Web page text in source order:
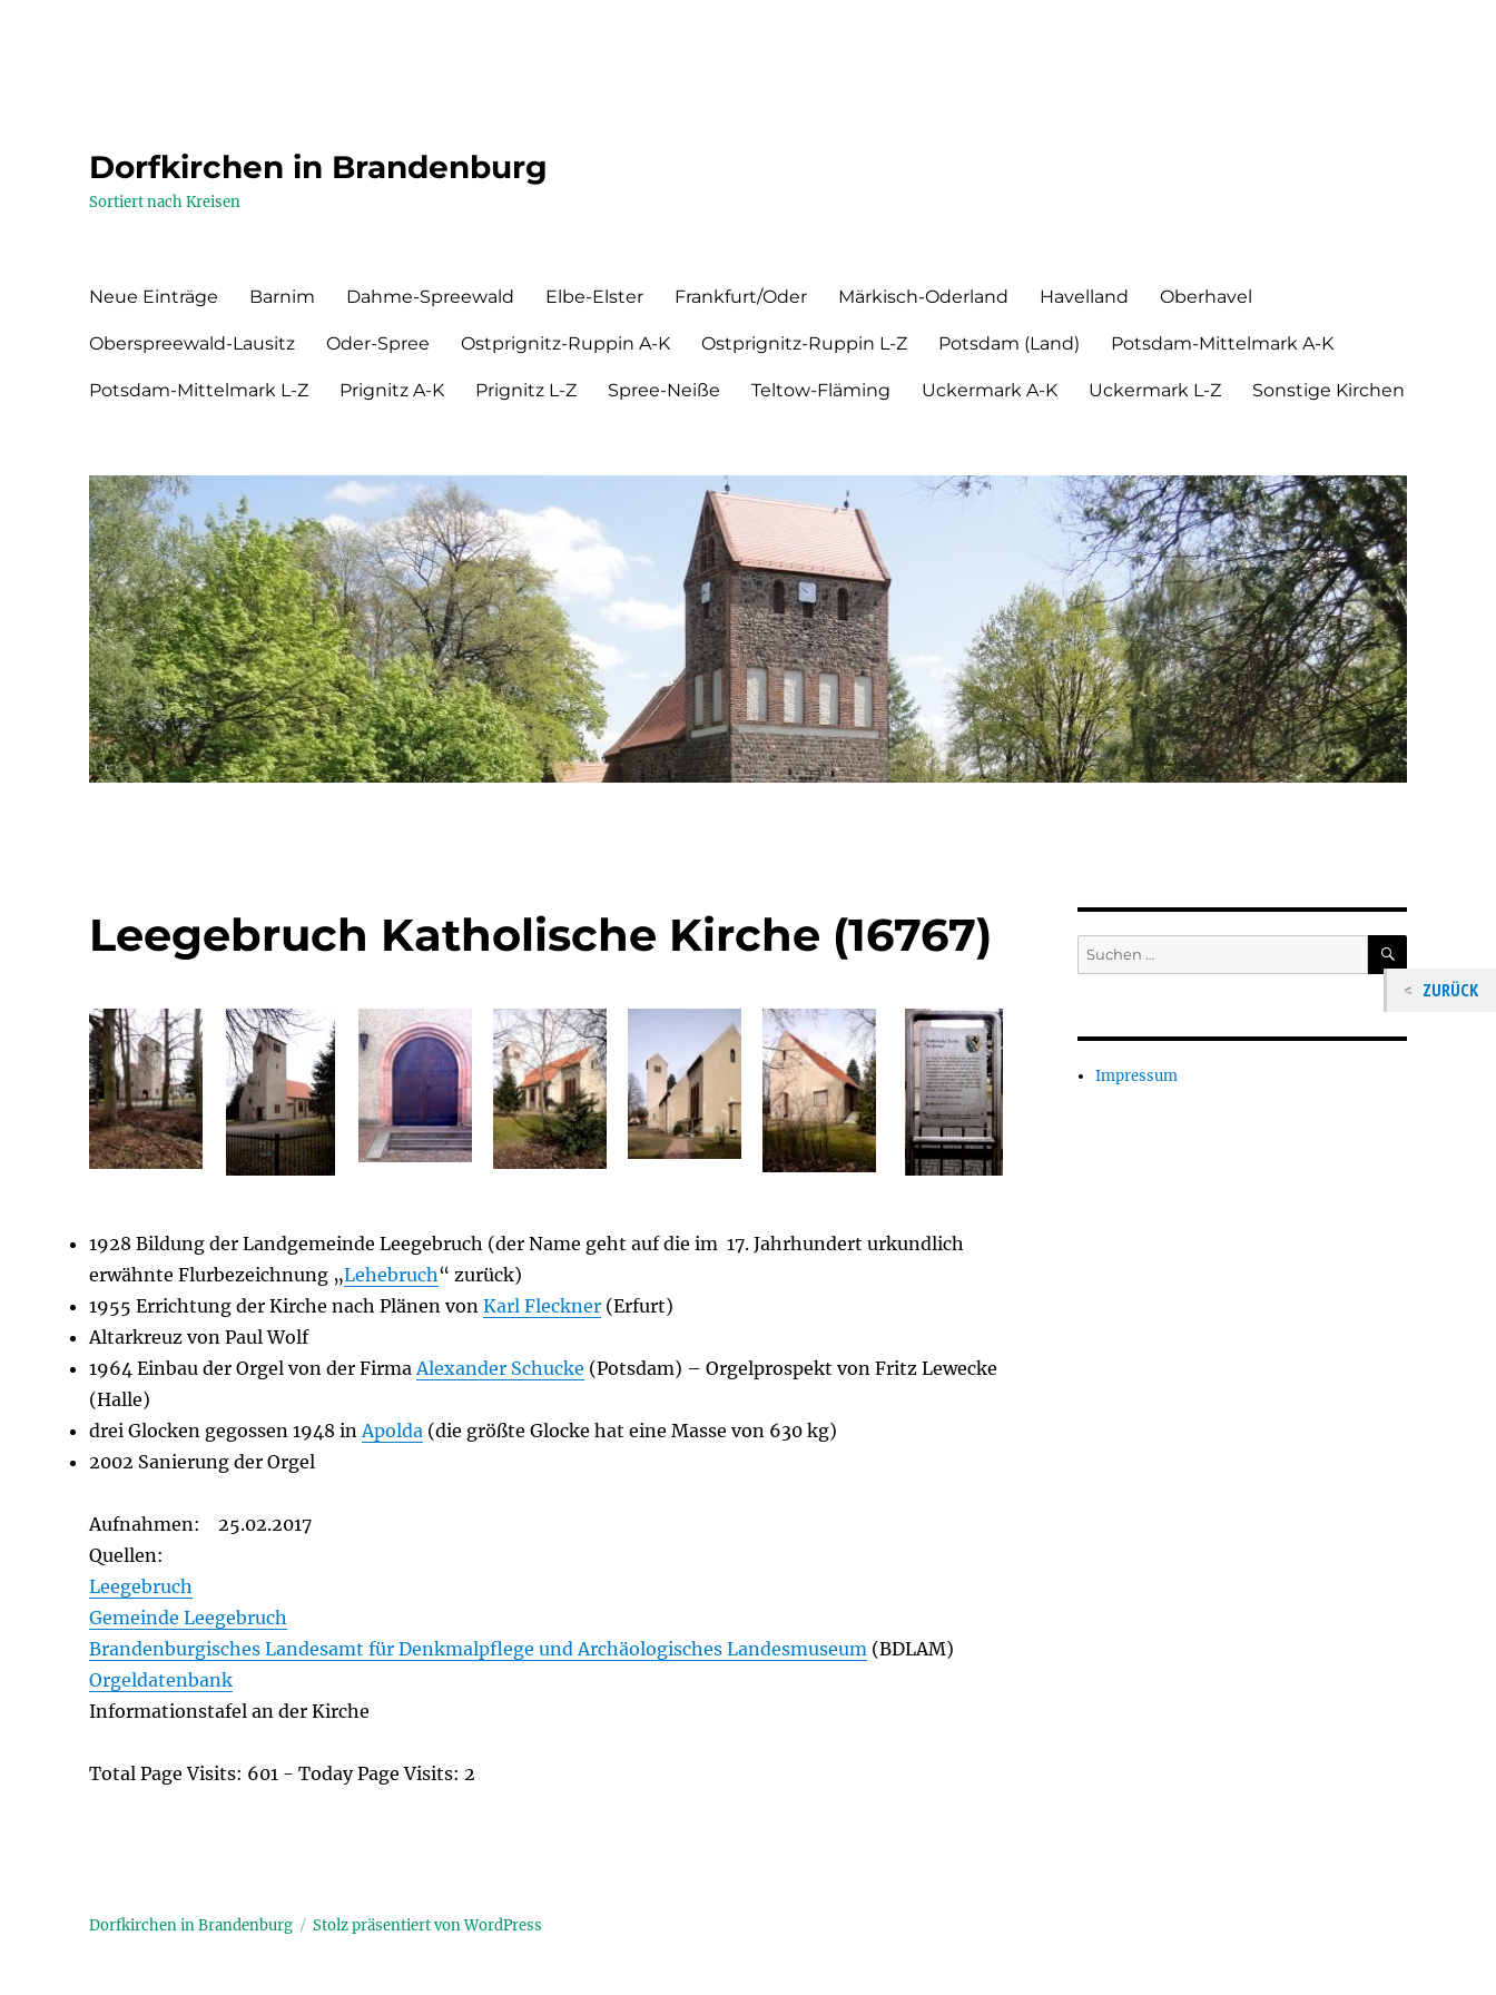
Dorfkirchen in Brandenburg
Sortiert nach Kreisen
Neue Einträge Barnim Dahme-Spreewald Elbe-Elster Frankfurt/Oder Märkisch-Oderland Havelland Oberhavel
Oberspreewald-Lausitz Oder-Spree Ostprignitz-Ruppin A-K Ostprignitz-Ruppin L-Z Potsdam (Land) Potsdam-Mittelmark A-K
Potsdam-Mittelmark L-Z Prignitz A-K Prignitz L-Z Spree-Neiße Teltow-Fläming Uckermark A-K Uckermark L-Z Sonstige Kirchen
Leegebruch Katholische Kirche (16767)
1928 Bildung der Landgemeinde Leegebruch (der Name geht auf die im 17. Jahrhundert urkundlich
erwähnte Flurbezeichnung „Lehebruch“ zurück)
1955 Errichtung der Kirche nach Plänen vonKarl Fleckner (Erfurt)
Altarkreuz von Paul Wolf
1964 Einbau der Orgel von der FirmaAlexander Schucke (Potsdam) – Orgelprospekt von Fritz Lewecke
(Halle)
drei Glocken gegossen 1948 inApolda (die größte Glocke hat eine Masse von 630 kg)
2002 Sanierung der Orgel
Aufnahmen: 25.02.2017
Quellen:
Leegebruch
Gemeinde Leegebruch
Brandenburgisches Landesamt für Denkmalpflege und Archäologisches Landesmuseum (BDLAM)
Orgeldatenbank
Informationstafel an der Kirche
Total Page Visits: 601 - Today Page Visits: 2
Suchen
nach:
SUCHEN
Impressum
Dorfkirchen in Brandenburg Stolz präsentiert von WordPress
ZURÜCK